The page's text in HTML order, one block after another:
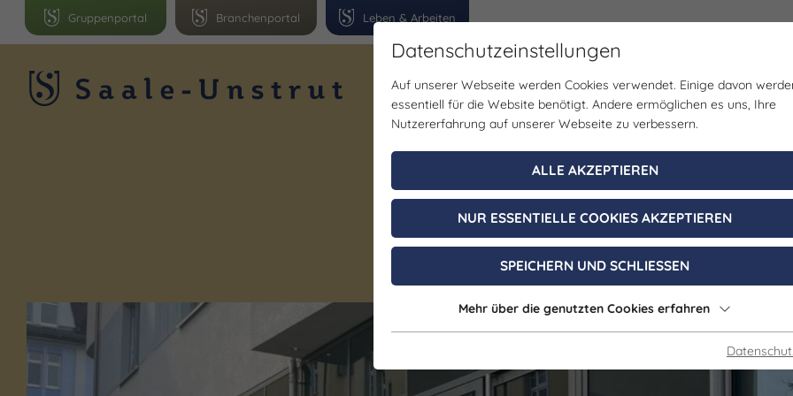
Leben & Arbeiten
Branchenportal
Gruppenportal
Region Erlebnisse Veranstaltungen Planen
Gastronomie
Holz & Hygge
Jena
Datenschutzeinstellungen
Auf unserer Webseite werden Cookies verwendet. Einige davon
essentiell für die Website benötigt. Andere ermöglichen es uns, Ihre
Nutzererfahrung auf unserer Webseite zu verbessern.
ALLE AKZEPTIEREN
NUR ESSENTIELLE COOKIES AKZEPTIEREN
SPEICHERN UND SCHLIESSEN
Mehr über die genutzten Cookies erfahren